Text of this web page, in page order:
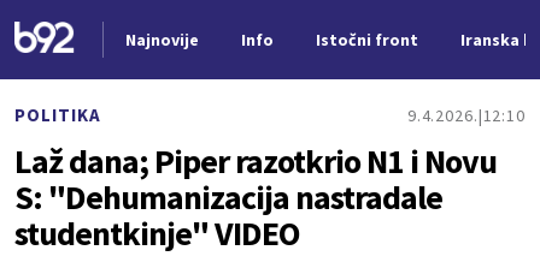
Najnovije Info Istočni front Iranska
POLITIKA 9.4.2026. 12:10
Laž dana; Piper razotkrio N1 i Novu
S: "Dehumanizacija nastradale
studentkinje" VIDEO